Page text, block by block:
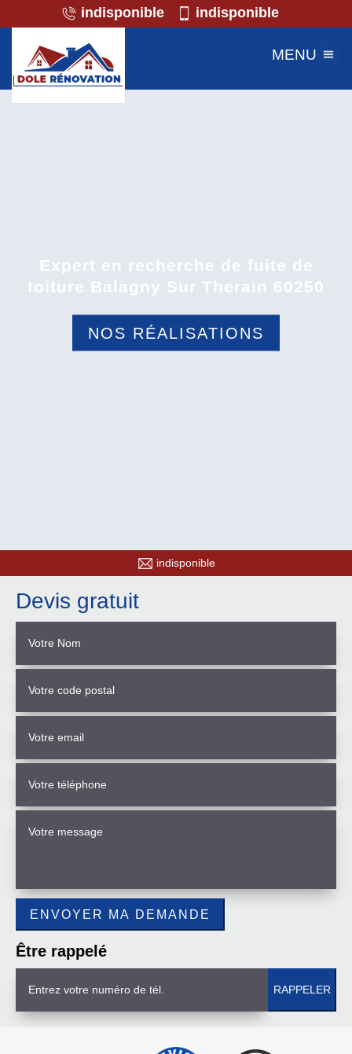
indisponible indisponible
MENU
Expert en recherche de fuite de
toiture Balagny Sur Therain 60250
NOS RÉALISATIONS
indisponible
Devis gratuit
Être rappelé